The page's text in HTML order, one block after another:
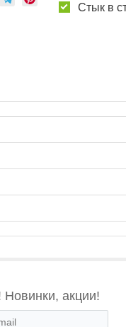
Стык в
акции!